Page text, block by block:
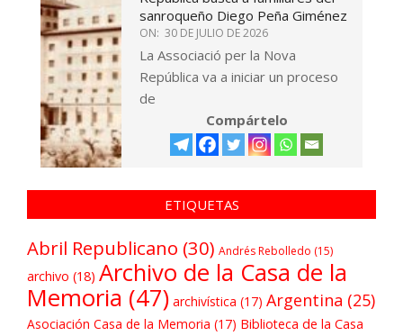
sanroqueño Diego Peña Giménez
ON: 30 DE JULIO DE 2026
La Associació per la Nova
República va a iniciar un proceso
de
Compártelo
ETIQUETAS
Abril Republicano (30) Andrés Rebolledo (15)
archivo (18) Archivo de la Casa de la
Memoria (47) archivística (17) Argentina (25)
Asociación Casa de la Memoria (17) Biblioteca de la Casa